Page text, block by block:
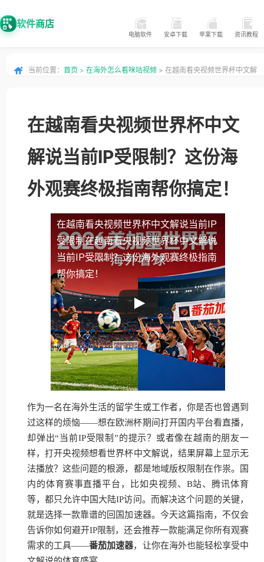
软件商店
电脑软件 安卓下载 苹果下载 资讯教程
当前位置： 首页 > 在海外怎么看咪咕视频 > 在越南看央视频世界杯中文解
在越南看央视频世界杯中文
解说当前IP受限制？这份海
外观赛终极指南帮你搞定！
在越南看央视频世界杯中文解说当前IP
受限制在越南看央视频世界杯中文解说
当前IP受限制？这份海外观赛终极指南
帮你搞定！
作为一名在海外生活的留学生或工作者，你是否也曾遇到
过这样的烦恼——想在欧洲杯期间打开国内平台看直播，
却弹出“当前IP受限制”的提示？或者像在越南的朋友一
样，打开央视频想看世界杯中文解说，结果屏幕上显示无
法播放？这些问题的根源，都是地域版权限制在作祟。国
内的体育赛事直播平台，比如央视频、B站、腾讯体育
等，都只允许中国大陆IP访问。而解决这个问题的关键，
就是选择一款靠谱的回国加速器。今天这篇指南，不仅会
告诉你如何避开IP限制，还会推荐一款能满足你所有观赛
需求的工具——番茄加速器，让你在海外也能轻松享受中